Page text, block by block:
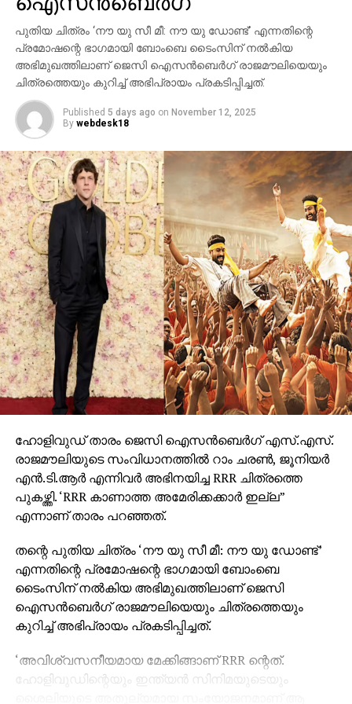
ബി.സി.ഇ 7200-ലെ ലങ്കാനഗരം, വാരണാസിയിലെ
മണികര്‍ണികാ ഘട്ട് തുടങ്ങിയ ഭീമാകാര
ദൃശ്യവിശേഷങ്ങള്‍ അതിശയത്തോടെ
അവതരിപ്പിക്കുന്നു.
കയ്യില്‍ ത്രിശൂലം പിടിച്ച് കാളയുടെ പുറത്ത്
സവാരിയുമായി എത്തുന്ന രുദ്രയായി മഹേഷ്
ബാബുവിന്റെ എന്‍ട്രിയാണ് ട്രെയിലറിന്റെ ഹൈലൈറ്റ്.
അതേപോലെ, വേദിയിലേക്കും മഹേഷ് ബാബു
കാളപ്പുറത്ത് സവാരിയായി എത്തിയപ്പോള്‍ 60,000-
ത്തിലധികം പ്രേക്ഷകര്‍ കൈയ്യടി മുഴക്കി വരവേറ്റു.
ഐമാക്‌സ് ഫോര്‍മാറ്റിലാണ് ഈ ചിത്രം ഒരുക്കുന്നത്.
അതിനാല്‍ തന്നെ തിയേറ്ററുകളില്‍ അത്ഭുതകരമായ
കാഴ്ചാനുഭവം സമ്മാനിക്കുമെന്നുറപ്പ്. ബാഹുബലി,
ഞഞഞ എന്നിവയുടെ സംവിധായകന്‍ രാജമൗലിയുടെ
ഈ ബ്രഹ്‌മാണ്ഡ പ്രോജക്റ്റ് 2027-ല്‍
തിയേറ്ററുകളിലേക്ക് എത്തും.
പുതിയ ചിത്രം ‘നൗ യു സീ മീ: നൗ യു ഡോണ്ട്’ എന്നതിന്റെ
പ്രമോഷന്റെ ഭാഗമായി ബോംബെ ടൈംസിന് നല്‍കിയ
അഭിമുഖത്തിലാണ് ജെസി ഐസന്‍ബെര്‍ഗ് രാജമൗലിയെയും
ചിത്രത്തെയും കുറിച്ച് അഭിപ്രായം പ്രകടിപ്പിച്ചത്.
Published 5 days ago on November 12, 2025
By webdesk18
ഹോളിവുഡ് താരം ജെസി ഐസന്‍ബെര്‍ഗ് എസ്.എസ്.
രാജമൗലിയുടെ സംവിധാനത്തില്‍ റാം ചരണ്‍, ജൂനിയര്‍
എന്‍.ടി.ആര്‍ എന്നിവര്‍ അഭിനയിച്ച RRR ചിത്രത്തെ
പുകഴ്ത്തി. ‘RRR കാണാത്ത അമേരിക്കക്കാര്‍ ഇല്ല”
എന്നാണ് താരം പറഞ്ഞത്.
തന്റെ പുതിയ ചിത്രം ‘നൗ യു സീ മീ: നൗ യു ഡോണ്ട്’
എന്നതിന്റെ പ്രമോഷന്റെ ഭാഗമായി ബോംബെ
ടൈംസിന് നല്‍കിയ അഭിമുഖത്തിലാണ് ജെസി
ഐസന്‍ബെര്‍ഗ് രാജമൗലിയെയും ചിത്രത്തെയും
കുറിച്ച് അഭിപ്രായം പ്രകടിപ്പിച്ചത്.
‘അവിശ്വസനീയമായ മേക്കിങ്ങാണ് RRR ന്റെത്.
ഹോളിവുഡിന്റെയും ഇന്ത്യന്‍ സിനിമയുടെയും